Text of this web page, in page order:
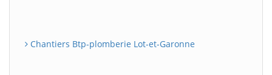
Chantiers Btp-plomberie Lot-et-Garonne